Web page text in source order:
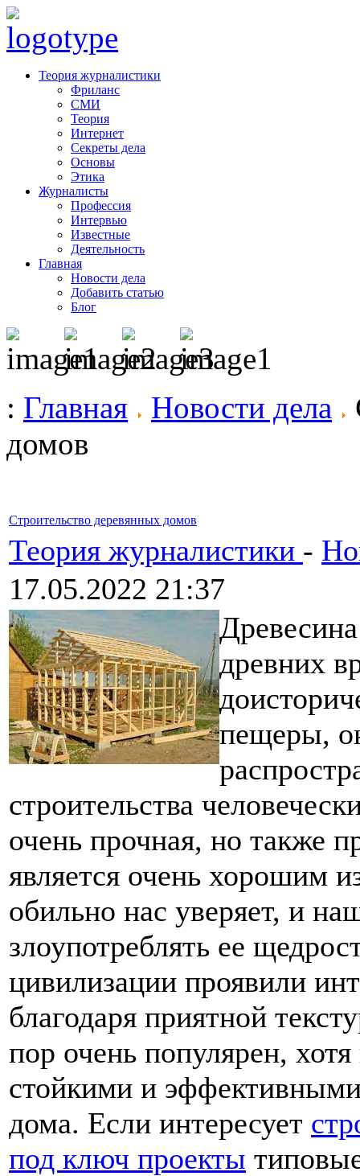
Теория журналистики
Фриланс
СМИ
Теория
Интернет
Секреты дела
Основы
Этика
Журналисты
Профессия
Интервью
Известные
Деятельность
Главная
Новости дела
Добавить статью
Блог
: Главная Новости дела
домов
Строительство деревянных домов
Теория журналистики -
17.05.2022 21:37
древних
пещеры,
строительства
очень прочная, но также
является очень хорошим
обильно нас уверяет, и
злоупотреблять ее
цивилизации проявили
благодаря приятной
пор очень популярен,
стойкими и
дома. Если интересует
под ключ проекты